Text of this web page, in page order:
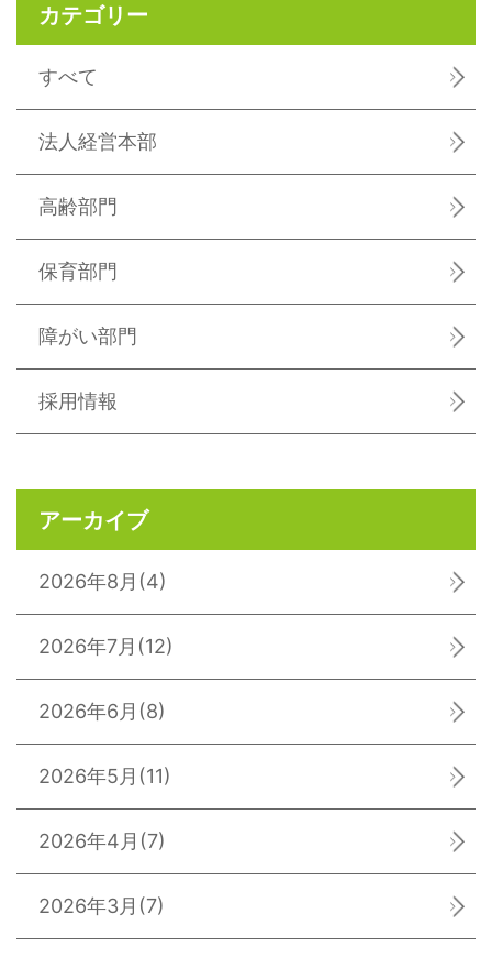
カテゴリー
すべて
法人経営本部
高齢部門
保育部門
障がい部門
採用情報
アーカイブ
2026年8月 (4)
2026年7月 (12)
2026年6月 (8)
2026年5月 (11)
2026年4月 (7)
2026年3月 (7)